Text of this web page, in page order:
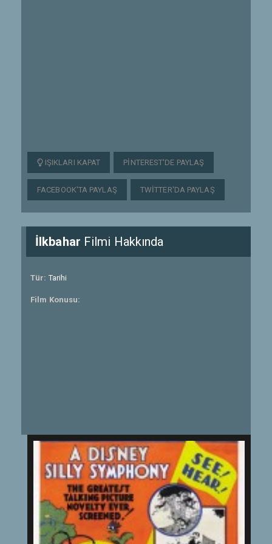
IŞIKLARI KAPAT PINTEREST'DE PAYLAŞ
FACEBOOK'TA PAYLAŞ TWITTER'DA PAYLAŞ
İlkbahar Filmi Hakkında
Tür: Tarihi
Film Konusu: